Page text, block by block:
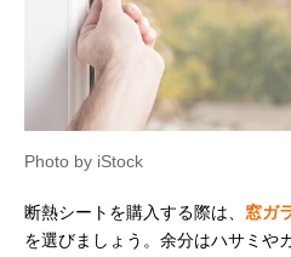
Photo by iStock
断熱シートを購入する際は、 窓ガ
を選びましょう。余分はハサミや